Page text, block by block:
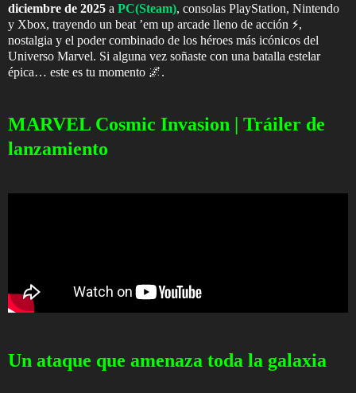
diciembre de 2025 a PC(Steam), consolas PlayStation, Nintendo
y Xbox, trayendo un beat ’em up arcade lleno de acción ⚡,
nostalgia y el poder combinado de los héroes más icónicos del
Universo Marvel. Si alguna vez soñaste con una batalla estelar
épica… este es tu momento 🌌.
MARVEL Cosmic Invasion | Tráiler de
lanzamiento
Un ataque que amenaza toda la galaxia